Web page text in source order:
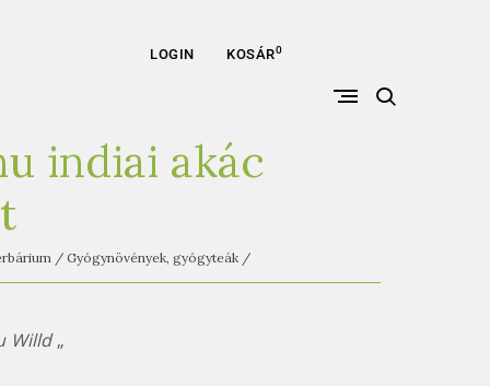
LOGIN KOSÁR0
indiai akác
/ Gyógynövények, gyógyteák /
Willd„